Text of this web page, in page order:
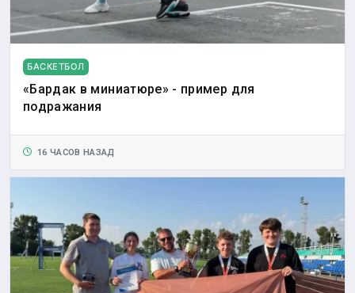
БАСКЕТБОЛ
«Бардак в миниатюре» - пример для
подражания
16 ЧАСОВ НАЗАД